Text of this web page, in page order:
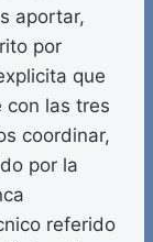
aportar,
por
que
con las tres
coordinar,
por la
referido